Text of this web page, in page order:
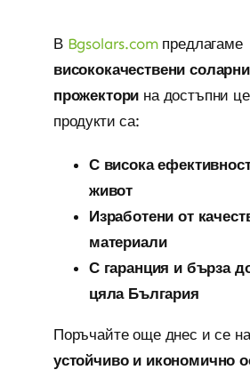
В Bgsolars.comпредлагаме
висококачествени
прожектори на достъпни
продукти са:
С висока
живот
Изработени от
материали
С гаранция и бърза
цяла България
Поръчайте още днес и се
устойчиво и икономично